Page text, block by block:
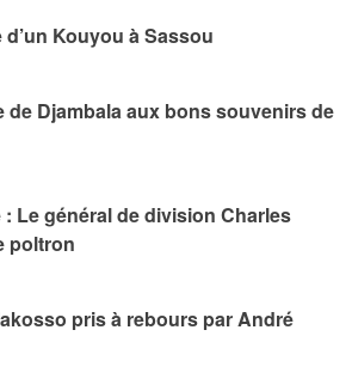
Kouyou à Sassou
de Djambala aux bons souvenirs de
Le général de division Charles
poltron
pris à rebours par André